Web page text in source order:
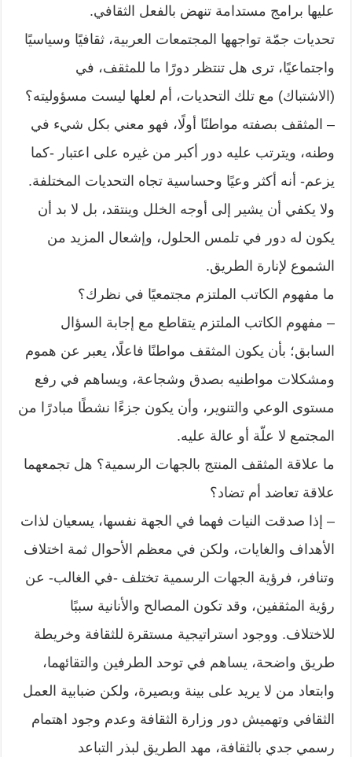
عليها برامج مستدامة تنهض بالفعل الثقافي.
تحديات جمّة تواجهها المجتمعات العربية، ثقافيًا وسياسيًا
واجتماعيًا، ترى هل تنتظر دورًا ما للمثقف، في
(الاشتباك) مع تلك التحديات، أم لعلها ليست مسؤوليته؟
– المثقف بصفته مواطنًا أولًا، فهو معني بكل شيء في
وطنه، ويترتب عليه دور أكبر من غيره على اعتبار -كما
يزعم- أنه أكثر وعيًا وحساسية تجاه التحديات المختلفة.
ولا يكفي أن يشير إلى أوجه الخلل وينتقد، بل لا بد أن
يكون له دور في تلمس الحلول، وإشعال المزيد من
الشموع لإنارة الطريق.
ما مفهوم الكاتب الملتزم مجتمعيًا في نظرك؟
– مفهوم الكاتب الملتزم يتقاطع مع إجابة السؤال
السابق؛ بأن يكون المثقف مواطنًا فاعلًا، يعبر عن هموم
ومشكلات مواطنيه بصدق وشجاعة، ويساهم في رفع
مستوى الوعي والتنوير، وأن يكون جزءًا نشطًا مبادرًا من
المجتمع لا علّة أو عالة عليه.
ما علاقة المثقف المنتج بالجهات الرسمية؟ هل تجمعهما
علاقة تعاضد أم تضاد؟
– إذا صدقت النيات فهما في الجهة نفسها، يسعيان لذات
الأهداف والغايات، ولكن في معظم الأحوال ثمة اختلاف
وتنافر، فرؤية الجهات الرسمية تختلف -في الغالب- عن
رؤية المثقفين، وقد تكون المصالح والأنانية سببًا
للاختلاف. ووجود استراتيجية مستقرة للثقافة وخريطة
طريق واضحة، يساهم في توحد الطرفين والتقائهما،
وابتعاد من لا يريد على بينة وبصيرة، ولكن ضبابية العمل
الثقافي وتهميش دور وزارة الثقافة وعدم وجود اهتمام
رسمي جدي بالثقافة، مهد الطريق لبذر التباعد